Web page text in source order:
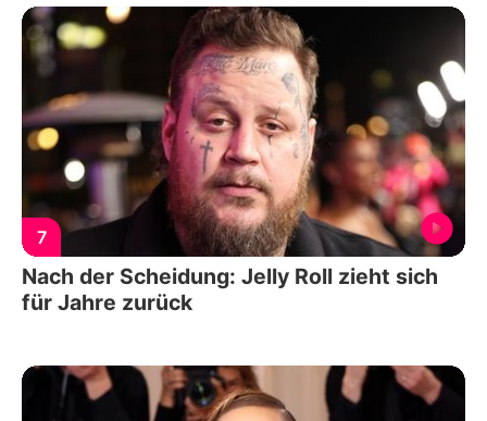
7
Nach der Scheidung: Jelly Roll zieht sich
für Jahre zurück